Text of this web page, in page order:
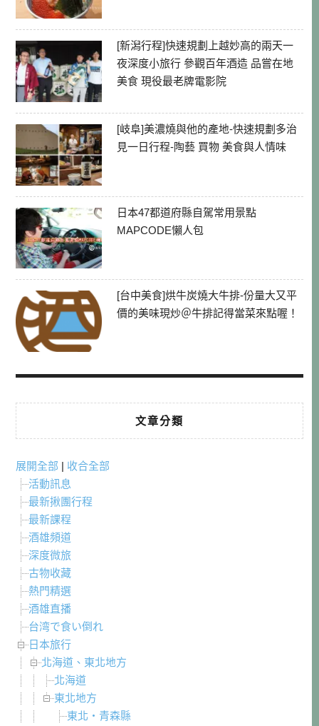
[新潟行程]快速規劃上越妙高的兩天一
夜深度小旅行 參觀百年酒造 品嘗在地
美食 現役最老牌電影院
[岐阜]美濃燒與他的產地-快速規劃多治
見一日行程-陶藝 買物 美食與人情味
日本47都道府縣自駕常用景點
MAPCODE懶人包
[台中美食]烘牛炭燒大牛排-份量大又平
價的美味現炒＠牛排記得當菜來點喔！
文章分類
展開全部 | 收合全部
活動訊息
最新揪團行程
最新課程
酒雄頻道
深度微旅
古物收藏
熱門精選
酒雄直播
台湾で食い倒れ
日本旅行
北海道、東北地方
北海道
東北地方
東北・青森縣